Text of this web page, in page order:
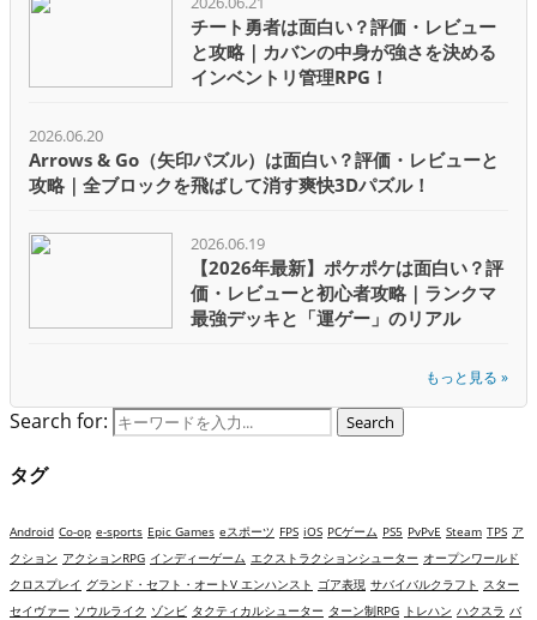
チート勇者は面白い？評価・レビュー
と攻略｜カバンの中身が強さを決める
インベントリ管理RPG！
2026.06.20
Arrows & Go（矢印パズル）は面白い？評価・レビューと
攻略｜全ブロックを飛ばして消す爽快3Dパズル！
2026.06.19
【2026年最新】ポケポケは面白い？評
価・レビューと初心者攻略｜ランクマ
最強デッキと「運ゲー」のリアル
もっと見る »
Search for: Search
タグ
Android Co-op e-sports Epic Games eスポーツ FPS iOS PCゲーム PS5 PvPvE Steam TPS ア
クション アクションRPG インディーゲーム エクストラクションシューター オープンワールド
クロスプレイ グランド・セフト・オートV エンハンスト ゴア表現 サバイバルクラフト スター
セイヴァー ソウルライク ゾンビ タクティカルシューター ターン制RPG トレハン ハクスラ バ